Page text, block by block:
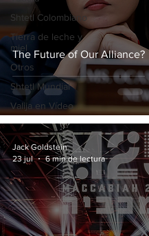
Shtetl Colombiano
Tierra de leche y
miel
Otros
Shtetl Mundial
Valija en Vídeo
The Future of Our Alliance?
Jack Goldstein
23 jul
6 min de lectura